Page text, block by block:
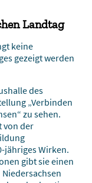
Landtag
keine
gezeigt werden
des
„Verbinden
zu sehen.
von der
jähriges Wirken.
gibt sie einen